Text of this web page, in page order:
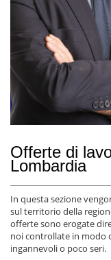
Offerte di
Lombardia
In questa sezione
sul territorio della
offerte sono erogate
noi controllate in modo
ingannevoli o poco seri.